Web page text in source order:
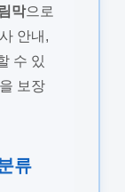
막으로
안내,
수 있
보장
류